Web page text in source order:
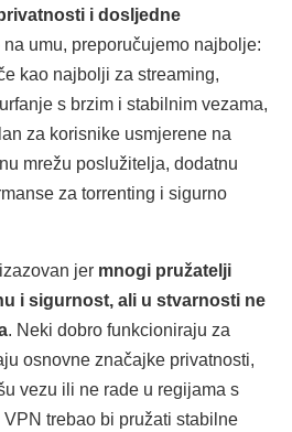
i dosljedne
na umu, preporučujemo najbolje:
kao najbolji za streaming,
s brzim i stabilnim vezama,
za korisnike usmjerene na
mrežu poslužitelja, dodatnu
za torrenting i sigurno
jer mnogi pružatelji
i sigurnost, ali u stvarnosti ne
. Neki dobro funkcioniraju za
osnovne značajke privatnosti,
vezu ili ne rade u regijama s
trebao bi pružati stabilne